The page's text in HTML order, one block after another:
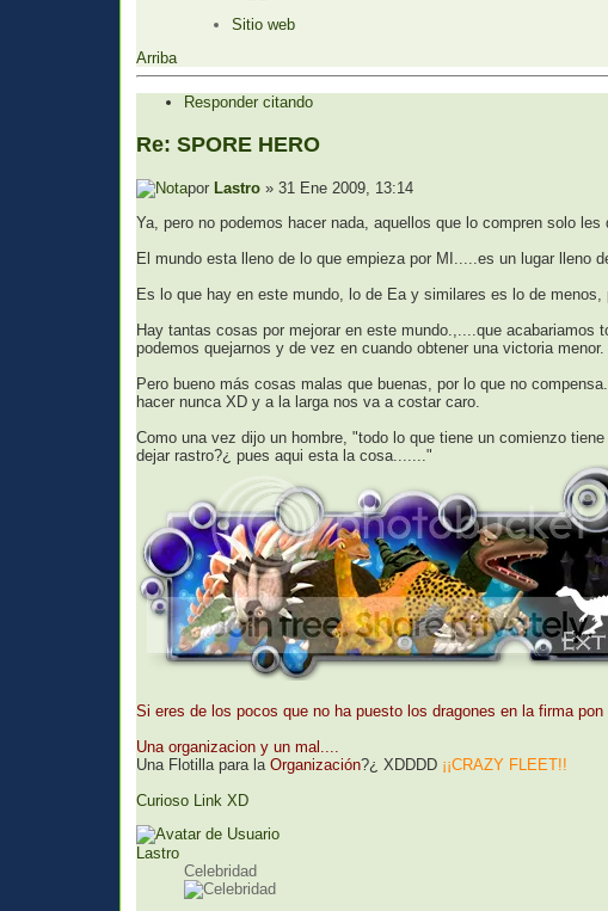
Sitio web
Arriba
Responder citando
Re: SPORE HERO
porLastro » 31 Ene 2009, 13:14
Ya, pero no podemos hacer nada, aquellos que lo compren solo
El mundo esta lleno de lo que empieza por MI.....es un lugar lleno
Es lo que hay en este mundo, lo de Ea y similares es lo de
Hay tantas cosas por mejorar en este mundo.,....que
podemos quejarnos y de vez en cuando obtener una victoria menor.
Pero bueno más cosas malas que buenas, por lo que no
hacer nunca XD y a la larga nos va a costar caro.
Como una vez dijo un hombre, "todo lo que tiene un comienzo
dejar rastro?¿ pues aqui esta la cosa......."
Si eres de los pocos que no ha puesto los dragones en la firma
Una organizacion y un mal....
Una Flotilla para laOrganización?¿ XDDDD ¡¡CRAZY FLEET!!
Curioso Link XD
Lastro
Celebridad